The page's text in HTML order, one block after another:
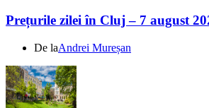
Prețurile zilei în Cluj – 7 august
De laAndrei Mureșan